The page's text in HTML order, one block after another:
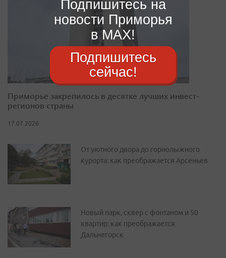
Приморье закрепилось в десятке лучших инвест-
регионов страны
17.07.2026
От уютного двора до горнолыжного
курорта: как преображается Арсеньев
Новый парк, сквер с фонтаном и 50
квартир: как преображается
Дальнегорск
Подпишитесь на
новости Приморья
в MAX!
Подпишитесь
сейчас!